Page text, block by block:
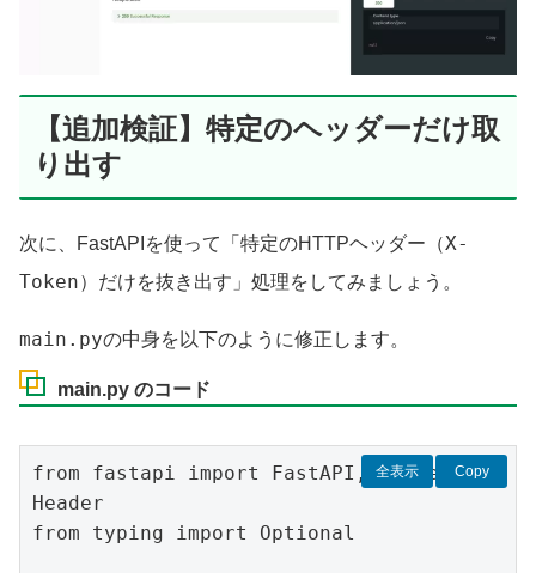
【追加検証】特定のヘッダーだけ取
り出す
次に、FastAPIを使って「特定のHTTPヘッダー（X-
Token）だけを抜き出す」処理をしてみましょう。
main.pyの中身を以下のように修正します。
main.py のコード
from fastapi import FastAPI, Request,
Header
from typing import Optional
Copy
全表示